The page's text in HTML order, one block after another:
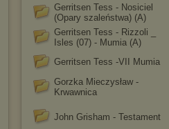
Gerritsen Tess - Nosiciel
(Opary szaleństwa) (A)
Gerritsen Tess - Rizzoli _
Isles (07) - Mumia (A)
Gerritsen Tess -VII Mumia
Gorzka Mieczysław -
Krwawnica
John Grisham - Testament